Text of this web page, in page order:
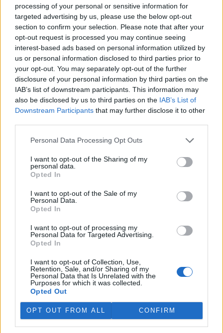
processing of your personal or sensitive information for
targeted advertising by us, please use the below opt-out
section to confirm your selection. Please note that after your
opt-out request is processed you may continue seeing
interest-based ads based on personal information utilized by
us or personal information disclosed to third parties prior to
your opt-out. You may separately opt-out of the further
disclosure of your personal information by third parties on the
IAB’s list of downstream participants. This information may
also be disclosed by us to third parties on the IAB’s List of
Downstream Participants that may further disclose it to other
Personal Data Processing Opt Outs
I want to opt-out of the Sharing of my
personal data.
Opted In
I want to opt-out of the Sale of my
Personal Data.
Opted In
I want to opt-out of processing my
Personal Data for Targeted Advertising.
Opted In
I want to opt-out of Collection, Use,
Retention, Sale, and/or Sharing of my
Personal Data that Is Unrelated with the
Purposes for which it was collected.
Opted Out
OPT OUT FROM ALL CONFIRM
reklama
tisknout poslat
veškerá práva. Publikování nebo další šíření obsahu ze zdrojů ČTK
je výslovně zakázáno bez předchozího písemného souhlasu ze
strany ČTK.
Ministerstvo životního
prostředí aktualizovalo